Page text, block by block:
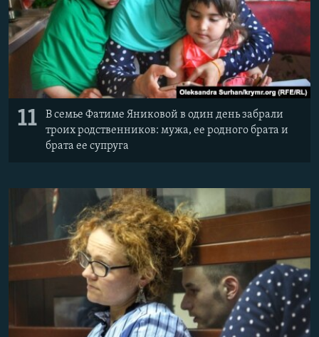
11
В семье Фатиме Яниковой в один день забрали
троих родственников: мужа, ее родного брата и
брата ее супруга